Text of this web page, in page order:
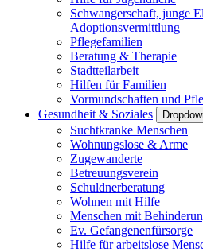
Schwangerschaft, junge
Adoptionsvermittlung
Pflegefamilien
Beratung & Therapie
Stadtteilarbeit
Hilfen für Familien
Vormundschaften und
Gesundheit & Soziales
Suchtkranke Menschen
Wohnungslose & Arme
Zugewanderte
Betreuungsverein
Schuldnerberatung
Wohnen mit Hilfe
Menschen mit
Ev. Gefangenenfürsorge
Hilfe für arbeitslose